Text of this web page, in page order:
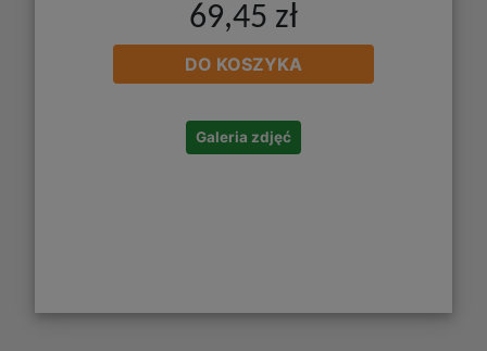
69,45 zł
DO KOSZYKA
Galeria zdjęć